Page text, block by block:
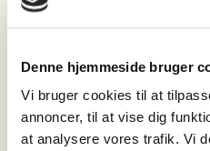
Denne hjemmeside bruger
Vi bruger cookies til at
annoncer, til at vise dig
at analysere vores trafik. Vi
Lasse Frøkjær Madsen
Relateret indhold